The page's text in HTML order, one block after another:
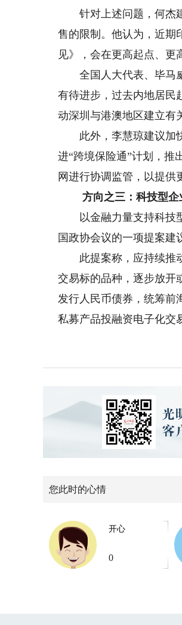
针对上述问题，何杰建
售的限制。他认为，近期
见》，会在更高起点、更
全国人大代表、毕马威
有待进步，过去内地居民
动深圳与港澳地区建立有
此外，李慧琼建议加快
进“跨境保险通”计划，推
网进行协调监管，以提供
方向之三：科技型企
以金融力量支持科技型
国政协会议的一项提案建
此提案称，应持续推动
交易标的品种，逐步放开
发行人民币债券，统筹前
私募产品投融资电子化交
您此时的心情
开心
0